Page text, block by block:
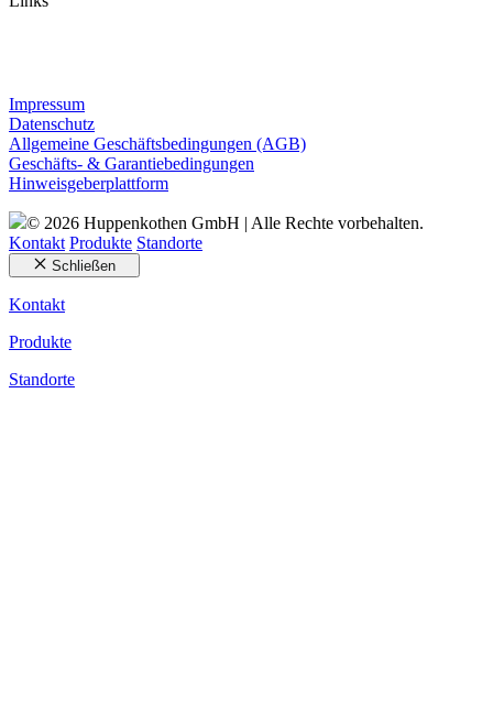
Impressum
Datenschutz
Allgemeine Geschäftsbedingungen (AGB)
Geschäfts- & Garantiebedingungen
Hinweisgeberplattform
© 2026 Huppenkothen GmbH | Alle Rechte vorbehalten.
Kontakt Produkte Standorte
Schließen
Kontakt
Produkte
Standorte